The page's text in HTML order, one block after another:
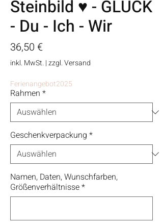
Steinbild ♥ - GLÜCK
- Du - Ich - Wir
36,50 €Preis
inkl. MwSt. |zzgl. Versand
Ferienangebot2025
Rahmen *
Geschenkverpackung *
Namen, Daten, Wunschfarben,
Größenverhältnisse*